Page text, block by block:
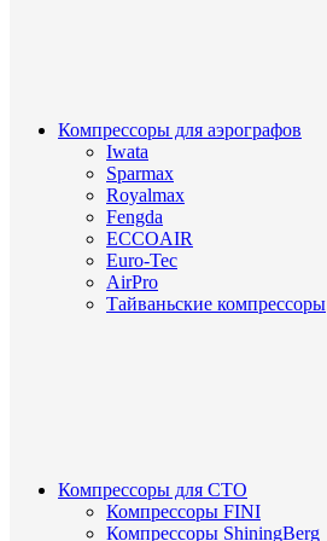
Компрессоры для аэрографов
Iwata
Sparmax
Royalmax
Fengda
ECCOAIR
Euro-Tec
AirPro
Тайваньские компрессоры
Компрессоры для СТО
Компрессоры FINI
Компрессоры ShiningBerg